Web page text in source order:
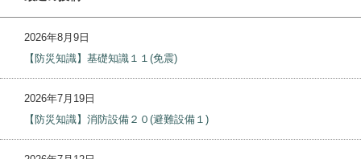
2026年8月9日
【防災知識】基礎知識１１(免震)
2026年7月19日
【防災知識】消防設備２０(避難設備１)